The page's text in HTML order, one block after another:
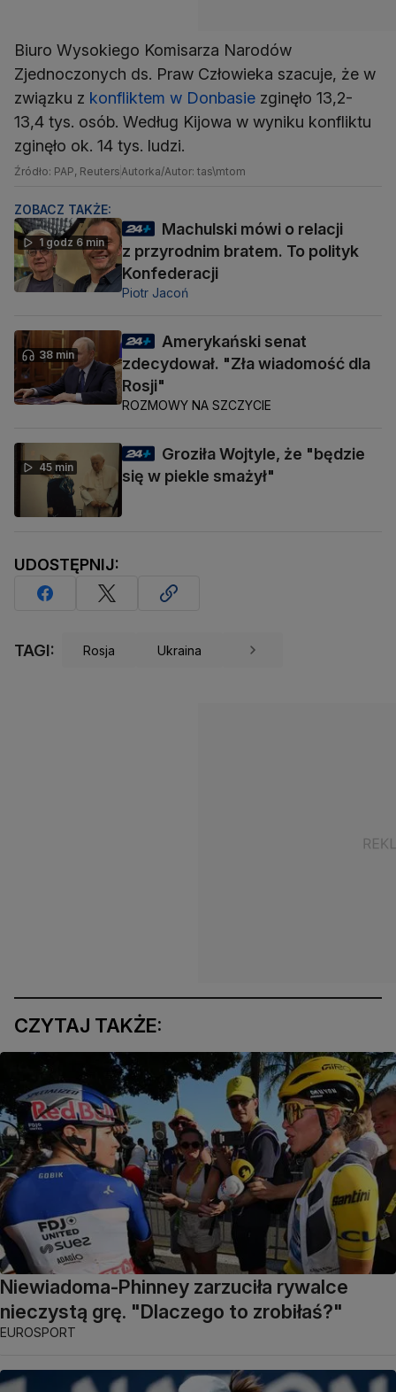
Biuro Wysokiego Komisarza Narodów
Zjednoczonych ds. Praw Człowieka szacuje, że w
związku z konfliktem w Donbasie zginęło 13,2-
13,4 tys. osób. Według Kijowa w wyniku konfliktu
zginęło ok. 14 tys. ludzi.
Źródło: PAP, Reuters Autorka/Autor: tas\mtom
ZOBACZ TAKŻE:
1 godz 6 min
Machulski mówi o relacji
z przyrodnim bratem. To polityk
Konfederacji
Piotr Jacoń
38 min
Amerykański senat
zdecydował. "Zła wiadomość dla
Rosji"
ROZMOWY NA SZCZYCIE
45 min
Groziła Wojtyle, że "będzie
się w piekle smażył"
UDOSTĘPNIJ:
TAGI: Rosja Ukraina
CZYTAJ TAKŻE:
Niewiadoma-Phinney zarzuciła rywalce
nieczystą grę. "Dlaczego to zrobiłaś?"
EUROSPORT